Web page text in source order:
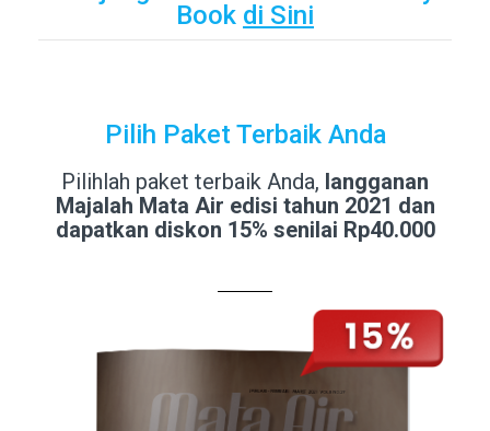
Book di Sini
Pilih Paket Terbaik Anda
Pilihlah paket terbaik Anda, langganan
Majalah Mata Air edisi tahun 2021 dan
dapatkan diskon 15% senilai Rp40.000